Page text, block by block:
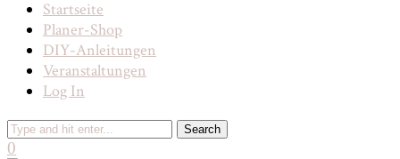
Startseite
Planer-Shop
DIY-Anleitungen
Veranstaltungen
Log In
0